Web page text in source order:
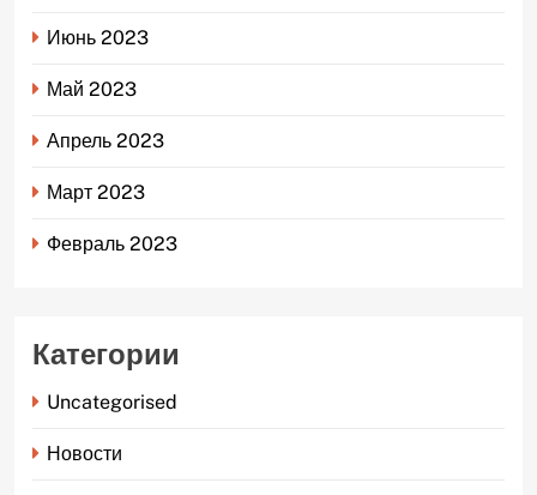
Июнь 2023
Май 2023
Апрель 2023
Март 2023
Февраль 2023
Категории
Uncategorised
Новости